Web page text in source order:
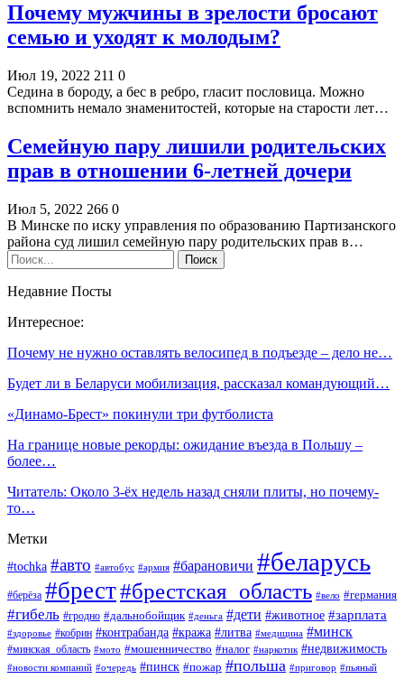
Почему мужчины в зрелости бросают
семью и уходят к молодым?
Июл 19, 2022 211 0
Седина в бороду, а бес в ребро, гласит пословица. Можно
вспомнить немало знаменитостей, которые на старости лет…
Семейную пару лишили родительских
прав в отношении 6-летней дочери
Июл 5, 2022 266 0
В Минске по иску управления по образованию Партизанского
района суд лишил семейную пару родительских прав в…
Недавние Посты
Интересное:
Почему не нужно оставлять велосипед в подъезде – дело не…
Будет ли в Беларуси мобилизация, рассказал командующий…
«Динамо-Брест» покинули три футболиста
На границе новые рекорды: ожидание въезда в Польшу –
более…
Читатель: Около 3-ёх недель назад сняли плиты, но почему-
то…
Метки
#tochka #авто #автобус #армия #барановичи #беларусь
#берёза #брест#брестская_область #вело #германия
#гибель #гродно #дальнобойщик #деньга #дети #животное #зарплата
#здоровье #кобрин #контрабанда #кража #литва #медицина #минск
#минская_область #мото #мошенничество #налог #наркотик #недвижимость
#новости компаний #очередь #пинск #пожар #польша #приговор #пьяный